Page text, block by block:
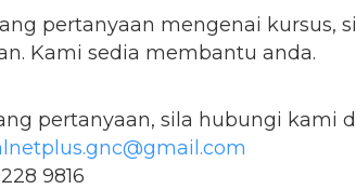
pertanyaan mengenai kursus,
Kami sedia membantu anda.
pertanyaan, sila hubungi kami
9816